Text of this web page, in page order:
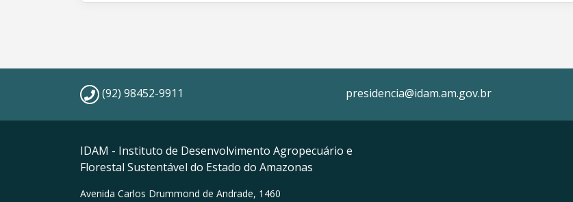
(92) 98452-9911 presidencia@idam.am.gov.br
IDAM - Instituto de Desenvolvimento Agropecuário e
Florestal Sustentável do Estado do Amazonas
Avenida Carlos Drummond de Andrade, 1460